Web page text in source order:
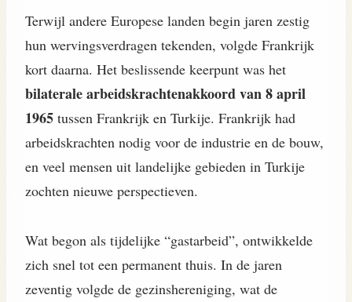
Terwijl andere Europese landen begin jaren zestig
hun wervingsverdragen tekenden, volgde Frankrijk
kort daarna. Het beslissende keerpunt was het
bilaterale arbeidskrachtenakkoord van 8 april
1965 tussen Frankrijk en Turkije. Frankrijk had
arbeidskrachten nodig voor de industrie en de bouw,
en veel mensen uit landelijke gebieden in Turkije
zochten nieuwe perspectieven.
Wat begon als tijdelijke “gastarbeid”, ontwikkelde
zich snel tot een permanent thuis. In de jaren
zeventig volgde de gezinshereniging, wat de